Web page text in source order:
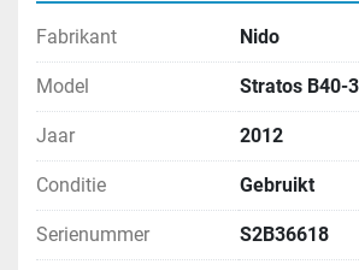
Fabrikant Nido
Model Stratos B40-
Jaar 2012
Conditie Gebruikt
Serienummer S2B36618